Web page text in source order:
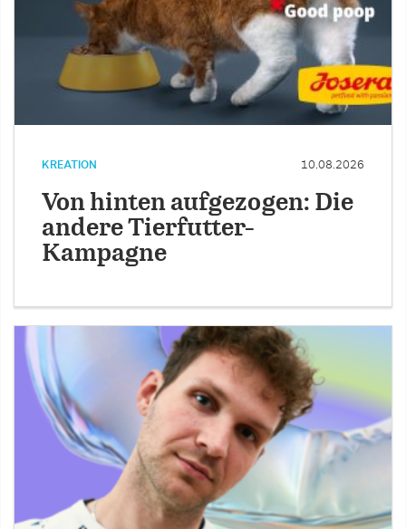
KREATION 10.08.2026
Von hinten aufgezogen: Die
andere Tierfutter-
Kampagne